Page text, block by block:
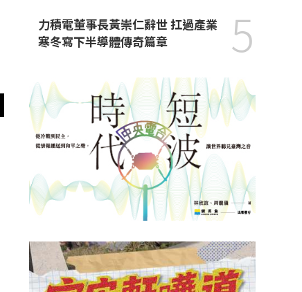
力積電董事長黃崇仁辭世 扛過產業
寒冬寫下半導體傳奇篇章
5